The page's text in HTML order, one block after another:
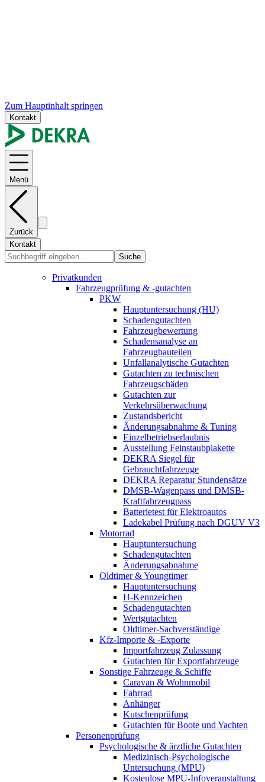
Zum Hauptinhalt springen
Kontakt
Menü
Zurück
Kontakt
Suche
Privatkunden
Fahrzeugprüfung & -gutachten
PKW
Hauptuntersuchung (HU)
Schadengutachten
Fahrzeugbewertung
Schadensanalyse an
Fahrzeugbauteilen
Unfallanalytische Gutachten
Gutachten zu technischen
Fahrzeugschäden
Gutachten zur
Verkehrsüberwachung
Zustandsbericht
Änderungsabnahme & Tuning
Einzelbetriebserlaubnis
Ausstellung Feinstaubplakette
DEKRA Siegel für
Gebrauchtfahrzeuge
DEKRA Reparatur Stundensätze
DMSB-Wagenpass und DMSB-
Kraftfahrzeugpass
Batterietest für Elektroautos
Ladekabel Prüfung nach DGUV V3
Motorrad
Hauptuntersuchung
Schadengutachten
Änderungsabnahme
Oldtimer & Youngtimer
Hauptuntersuchung
H-Kennzeichen
Schadengutachten
Wertgutachten
Oldtimer-Sachverständige
Kfz-Importe & -Exporte
Importfahrzeug Zulassung
Gutachten für Exportfahrzeuge
Sonstige Fahrzeuge & Schiffe
Caravan & Wohnmobil
Fahrrad
Anhänger
Kutschenprüfung
Gutachten für Boote und Yachten
Personenprüfung
Psychologische & ärztliche Gutachten
Medizinisch-Psychologische
Untersuchung (MPU)
Kostenlose MPU-Infoveranstaltung